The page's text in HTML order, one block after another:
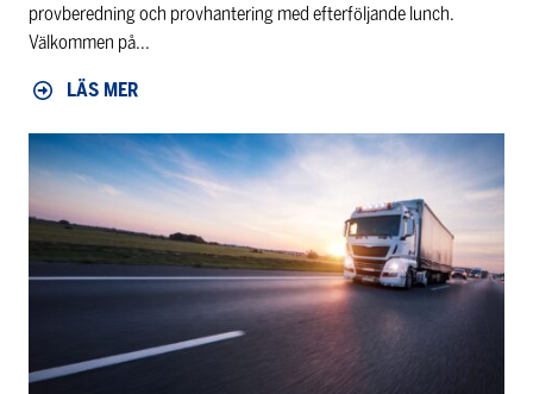
provberedning och provhantering med efterföljande lunch.
Välkommen på...
LÄS MER
Tariff
regulations